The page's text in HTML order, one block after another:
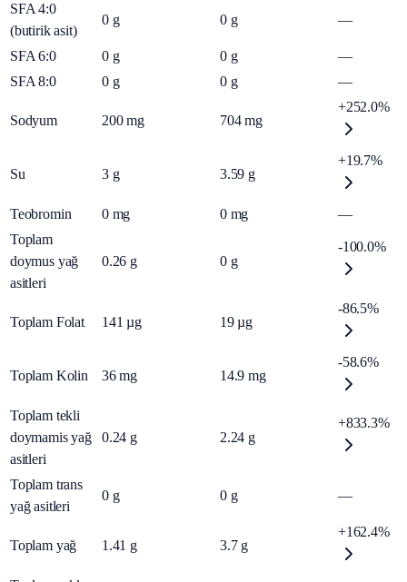
SFA 4:0
(butirik asit)
0 g 0 g —
SFA 6:0 0 g 0 g
—
SFA 8:0
0 g 0 g —
Sodyum 200 mg 704 mg
+252.0%
Su 3 g 3.59 g
+19.7%
Teobromin 0 mg 0 mg
—
Toplam
doymus yağ
asitleri
0.26 g 0 g
-100.0%
Toplam Folat 141 µg 19 µg
-86.5%
Toplam Kolin 36 mg 14.9 mg
-58.6%
Toplam tekli
doymamis yağ
asitleri
0.24 g 2.24 g
+833.3%
Toplam trans
yağ asitleri
0 g 0 g —
Toplam yağ 1.41 g 3.7 g
+162.4%